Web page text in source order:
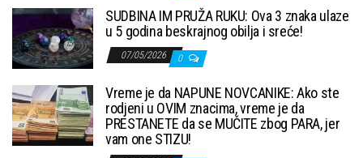
SUDBINA IM PRUŽA RUKU: Ova 3 znaka ulaze
u 5 godina beskrajnog obilja i sreće!
07/05/2026 0
Vreme je da NAPUNE NOVCANIKE: Ako ste
rodjeni u OVIM znacima, vreme je da
PRESTANETE da se MUČITE zbog PARA, jer
vam one STIZU!